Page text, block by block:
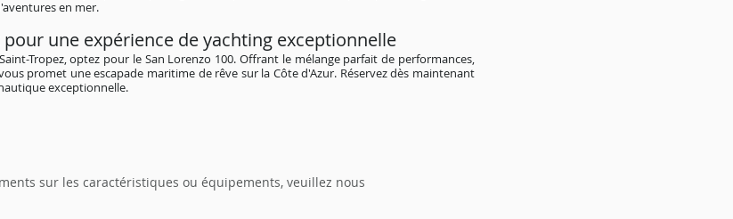
en mer.
une expérience de yachting exceptionnelle
Tropez, optez pour le San Lorenzo 100. Offrant le mélange parfait de performances,
promet une escapade maritime de rêve sur la Côte d'Azur. Réservez dès maintenant
exceptionnelle.
sur les caractéristiques ou équipements, veuillez nous